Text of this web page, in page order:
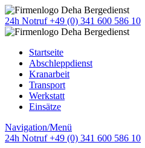
24h Notruf +49 (0) 341 600 586 10
Startseite
Abschleppdienst
Kranarbeit
Transport
Werkstatt
Einsätze
Navigation/Menü
24h Notruf +49 (0) 341 600 586 10